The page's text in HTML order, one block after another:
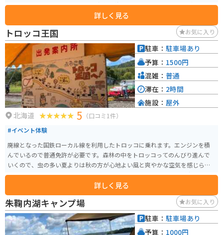
特産品といえば、なんといっても新鮮な海産物！毛ガニやホタテなど、四季
折々の海の幸を堪能できます。また、苫前町は酪農も盛んなので、濃厚なソ
フトクリームもおすすめです。 バイクで訪れる際は、日本海沿いの道路を走
行するのがおすすめです。風を感じながら、海岸線を走る爽快感は格別です。
道の駅には、広々とした駐車場と休憩スペースが完備されているので、ツー
リングの休憩地点としても最適です。 周辺には、風力発電の風車が立ち並ぶ
「苫前グリーンヒルウインドパーク」や、夕陽の名所として知られる「とま
まえ夕陽ヶ丘展望台」など、観光スポットも点在しています。道の駅を拠点
に、周辺の観光も楽しんでみてはいかがでしょうか。
詳しく見る
トロッコ王国 お気に入り
北海道 5 （口コミ1件）
#イベント体験
廃線となった国鉄ローカル線を利用したトロッコに乗れます。エンジンを積
んでいるので普通免許が必要です。森林の中をトロッコってのんびり進んで
いくので、虫の多い夏よりは秋の方が心地よい風と爽やかな空気を感じられ
てオススメです。アクセルをベタ踏みすると思いのほかスピードが出るの
で、それもまた楽しいです。大人から子供まで誰でも楽しめます。
詳しく見る
駐車： 駐車場あり
予算： 1500円
混雑： 普通
滞在： 2時間
施設： 屋外
朱鞠内湖キャンプ場 お気に入り
駐車： 駐車場あり
予算： 1000円